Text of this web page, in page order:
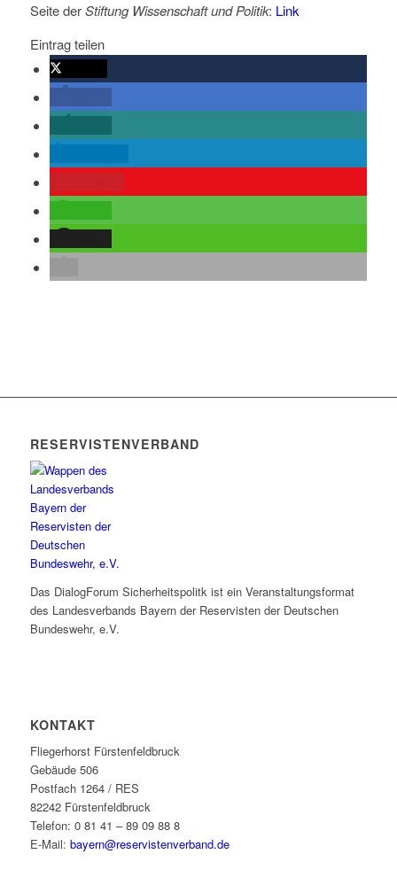
Seite derStiftung Wissenschaft und Politik: Link
Eintrag teilen
RESERVISTENVERBAND
Das DialogForum Sicherheitspolitk ist ein Veranstaltungsformat
des Landesverbands Bayern der Reservisten der Deutschen
Bundeswehr, e.V.
KONTAKT
Fliegerhorst Fürstenfeldbruck
Gebäude 506
Postfach 1264 / RES
82242 Fürstenfeldbruck
Telefon: 0 81 41 – 89 09 88 8
E-Mail: bayern@reservistenverband.de